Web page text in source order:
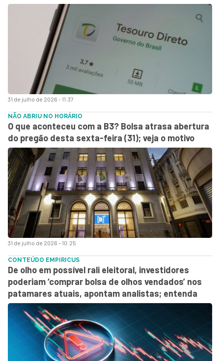
31 de julho de 2026 - 11:37
31 de julho de 2026 - 10:25
NÃO ABRIU NO HORÁRIO
O que aconteceu com a B3? Bolsa atrasa abertura
do pregão desta sexta-feira (31); veja o motivo
CONTEÚDO EMPIRICUS
De olho em possível rali eleitoral, investidores
poderiam ‘comprar bolsa de olhos vendados’ nos
patamares atuais, apontam analistas; entenda